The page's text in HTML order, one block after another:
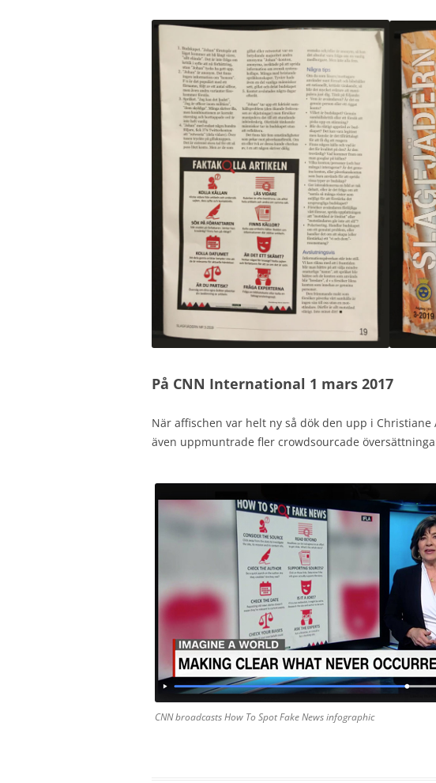
På CNN International 1 mars 2017
När affischen var helt ny så dök den upp i
även uppmuntrade fler crowdsourcade
CNN broadcasts How To Spot Fake News infographic